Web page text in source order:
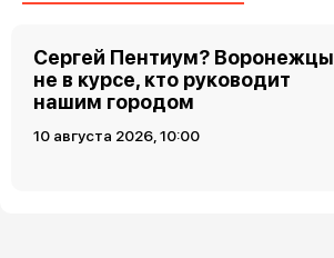
Сергей Пентиум? Воронежцы
не в курсе, кто руководит
нашим городом
10 августа 2026, 10:00